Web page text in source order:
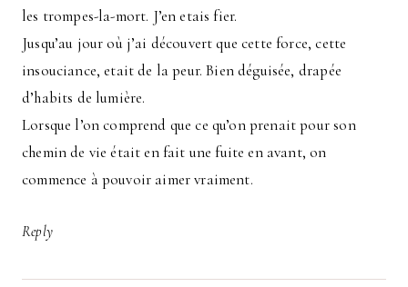
les trompes-la-mort. J’en etais fier.
Jusqu’au jour où j’ai découvert que cette force, cette
insouciance, etait de la peur. Bien déguisée, drapée
d’habits de lumière.
Lorsque l’on comprend que ce qu’on prenait pour son
chemin de vie était en fait une fuite en avant, on
commence à pouvoir aimer vraiment.
Reply